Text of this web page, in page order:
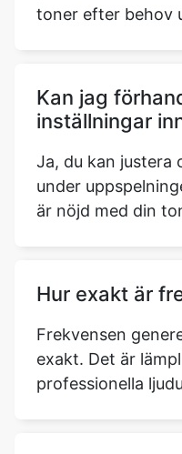
toner efter behov
Kan jag
inställningar
Ja, du kan justera
under
är nöjd med din
Hur exakt är
Frekvensen
exakt. Det är
professionella